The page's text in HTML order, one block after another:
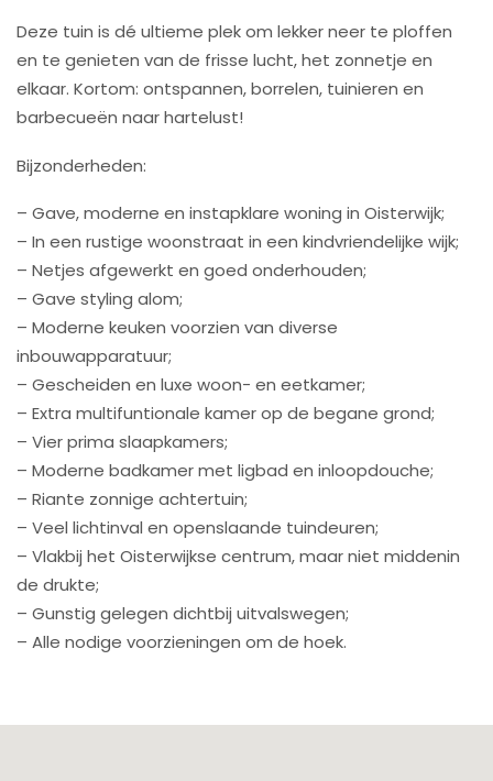
Deze tuin is dé ultieme plek om lekker neer te ploffen
en te genieten van de frisse lucht, het zonnetje en
elkaar. Kortom: ontspannen, borrelen, tuinieren en
barbecueën naar hartelust!
Bijzonderheden:
– Gave, moderne en instapklare woning in Oisterwijk;
– In een rustige woonstraat in een kindvriendelijke wijk;
– Netjes afgewerkt en goed onderhouden;
– Gave styling alom;
– Moderne keuken voorzien van diverse
inbouwapparatuur;
– Gescheiden en luxe woon- en eetkamer;
– Extra multifuntionale kamer op de begane grond;
– Vier prima slaapkamers;
– Moderne badkamer met ligbad en inloopdouche;
– Riante zonnige achtertuin;
– Veel lichtinval en openslaande tuindeuren;
– Vlakbij het Oisterwijkse centrum, maar niet middenin
de drukte;
– Gunstig gelegen dichtbij uitvalswegen;
– Alle nodige voorzieningen om de hoek.